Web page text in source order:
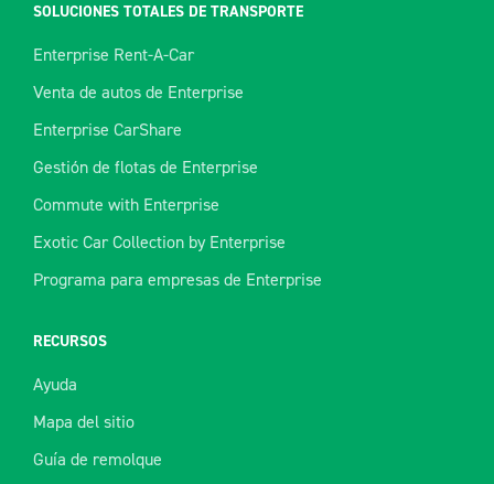
SOLUCIONES TOTALES DE TRANSPORTE
Enterprise Rent-A-Car
Venta de autos de Enterprise
Enterprise CarShare
Gestión de flotas de Enterprise
Commute with Enterprise
Exotic Car Collection by Enterprise
Programa para empresas de Enterprise
RECURSOS
Ayuda
Mapa del sitio
Guía de remolque